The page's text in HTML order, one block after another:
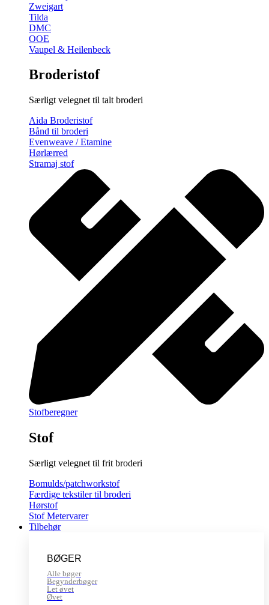
Zweigart
Tilda
DMC
OOE
Vaupel & Heilenbeck
Broderistof
Særligt velegnet til talt broderi
Aida Broderistof
Bånd til broderi
Evenweave / Etamine
Hørlærred
Stramaj stof
Stofberegner
Stof
Særligt velegnet til frit broderi
Bomulds/patchworkstof
Færdige tekstiler til broderi
Hørstof
Stof Metervarer
Tilbehør
BØGER
Alle bøger
Begynderbøger
Let øvet
Øvet